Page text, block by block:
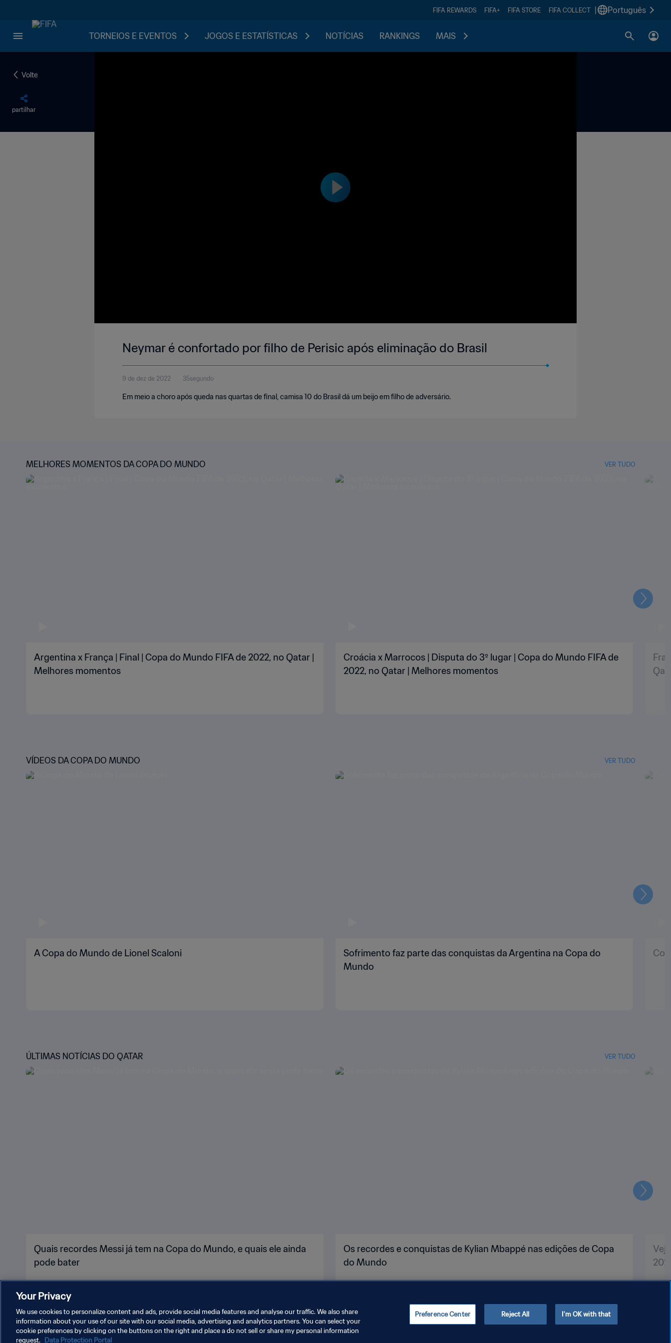
FIFA REWARDS FIFA+ FIFA STORE FIFA COLLECT Português
TORNEIOS E EVENTOS JOGOS E ESTATÍSTICAS NOTÍCIAS RANKINGS MAIS
Volte
partilhar
Neymar é confortado por filho de Perisic após eliminação do Brasil
9 de dez de 2022 35segundo
Em meio a choro após queda nas quartas de final, camisa 10 do Brasil dá um beijo em filho de adversário.
MELHORES MOMENTOS DA COPA DO MUNDO VER TUDO
Argentina x França | Final | Copa do Mundo FIFA de 2022, no Qatar |
Melhores momentos
Croácia x Marrocos | Disputa do 3º lugar | Copa do Mundo FIFA de
2022, no Qatar | Melhores momentos
VÍDEOS DA COPA DO MUNDO VER TUDO
A Copa do Mundo de Lionel Scaloni
Sofrimento faz parte das conquistas da Argentina na Copa do
Mundo
ÚLTIMAS NOTÍCIAS DO QATAR VER TUDO
Quais recordes Messi já tem na Copa do Mundo, e quais ele ainda
pode bater
Os recordes e conquistas de Kylian Mbappé nas edições de Copa
do Mundo
Your Privacy
We use cookies to personalize content and ads, provide social media features and analyse our traffic. We also share
information about your use of our site with our social media, advertising and analytics partners. You can select your
cookie preferences by clicking on the buttons on the right and place a do not sell or share my personal information
request. Data Protection Portal
Preference Center Reject All I'm OK with that